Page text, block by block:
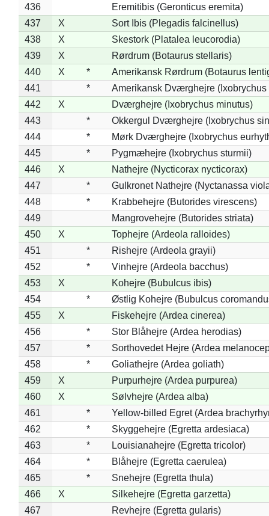
436
Eremitibis (Geronticus eremita)
437
X
Sort Ibis (Plegadis falcinellus)
438
X
Skestork (Platalea leucorodia)
439
X
Rørdrum (Botaurus stellaris)
440
X *
Amerikansk Rørdrum (Botaurus
441
*
Amerikansk Dværghejre (Ixobrychus
442
X
Dværghejre (Ixobrychus minutus)
443
*
Okkergul Dværghejre (Ixobrychus
444
*
Mørk Dværghejre (Ixobrychus
445
*
Pygmæhejre (Ixobrychus sturmii)
446
X
Nathejre (Nycticorax nycticorax)
447
*
Gulkronet Nathejre (Nyctanassa
448
*
Krabbehejre (Butorides virescens)
449
Mangrovehejre (Butorides striata)
450
X
Tophejre (Ardeola ralloides)
451
*
Rishejre (Ardeola grayii)
452
*
Vinhejre (Ardeola bacchus)
453
X
Kohejre (Bubulcus ibis)
454
*
Østlig Kohejre (Bubulcus
455
X
Fiskehejre (Ardea cinerea)
456
*
Stor Blåhejre (Ardea herodias)
457
*
Sorthovedet Hejre (Ardea
458
*
Goliathejre (Ardea goliath)
459
X
Purpurhejre (Ardea purpurea)
460
X
Sølvhejre (Ardea alba)
461
*
Yellow-billed Egret (Ardea
462
*
Skyggehejre (Egretta ardesiaca)
463
*
Louisianahejre (Egretta tricolor)
464
*
Blåhejre (Egretta caerulea)
465
*
Snehejre (Egretta thula)
466
X
Silkehejre (Egretta garzetta)
467
Revhejre (Egretta gularis)